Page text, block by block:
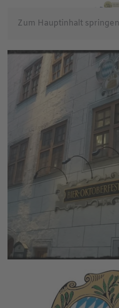
Zum Hauptinhalt springen